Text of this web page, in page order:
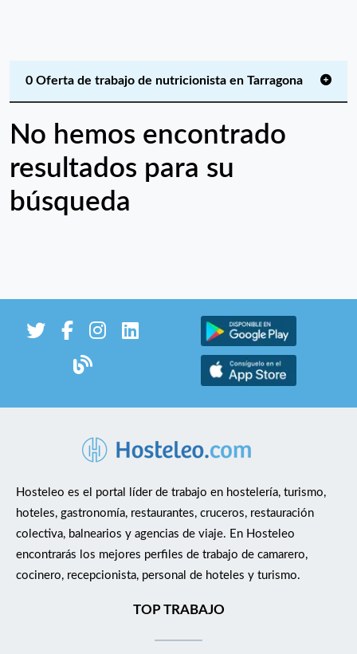
0 Oferta de trabajo de nutricionista en Tarragona
No hemos encontrado
resultados para su
búsqueda
Hosteleo es el portal líder de trabajo en hostelería, turismo,
hoteles, gastronomía, restaurantes, cruceros, restauración
colectiva, balnearios y agencias de viaje. En Hosteleo
encontrarás los mejores perfiles de trabajo de camarero,
cocinero, recepcionista, personal de hoteles y turismo.
TOP TRABAJO